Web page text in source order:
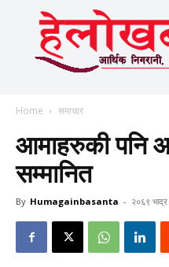
Home समाचार
आमाहरुकी पनि
सम्मानित
By Humagainbasanta - २०६९